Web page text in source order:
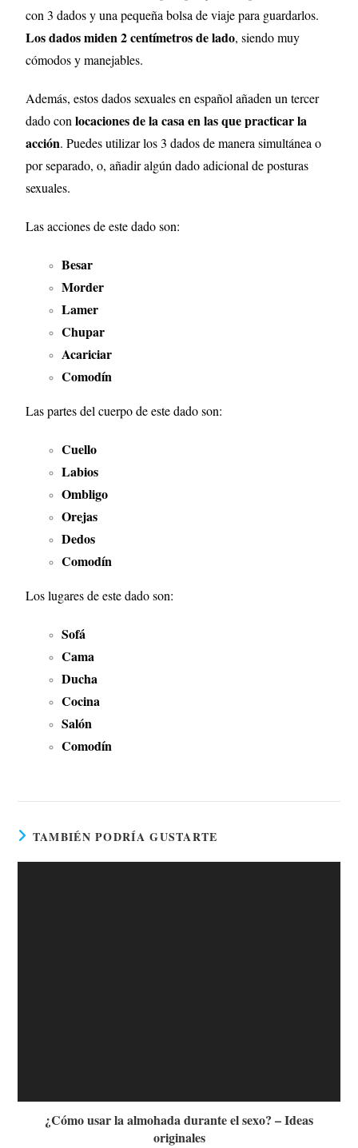
con 3 dados y una pequeña bolsa de viaje para guardarlos.
Los dados miden 2 centímetros de lado, siendo muy
cómodos y manejables.
Además, estos dados sexuales en español añaden un tercer
dado conlocaciones de la casa en las que practicar la
acción. Puedes utilizar los 3 dados de manera simultánea o
por separado, o, añadir algún dado adicional de posturas
sexuales.
Las acciones de este dado son:
Besar
Morder
Lamer
Chupar
Acariciar
Comodín
Las partes del cuerpo de este dado son:
Cuello
Labios
Ombligo
Orejas
Dedos
Comodín
Los lugares de este dado son:
Sofá
Cama
Ducha
Cocina
Salón
Comodín
TAMBIÉN PODRÍA GUSTARTE
¿Cómo usar la almohada durante el sexo? – Ideas
originales